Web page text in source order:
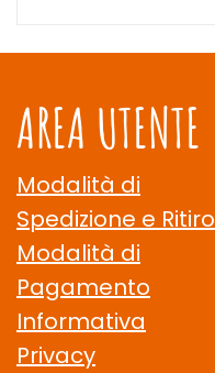
AREA UTENTE
Modalità di
Spedizione e Ritiro
Modalità di
Pagamento
Informativa
Privacy